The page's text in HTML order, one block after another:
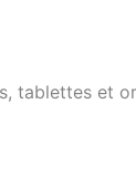
tablettes et